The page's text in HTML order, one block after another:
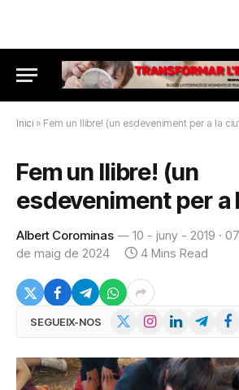
Inici » Fem un llibre! (un esdeveniment per a la
Fem un llibre! (un
esdeveniment per a
Albert Corominas 10 - juny - 2019 ·
de maig de 2024
4 Mins Read
SEGUEIX-NOS InstagramLinkedInTelegram